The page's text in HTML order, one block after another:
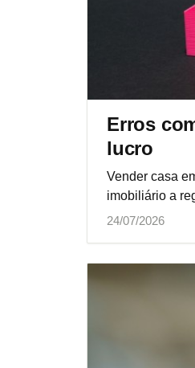
Erros
lucro
Vender casa
imobiliário a
24/07/2026